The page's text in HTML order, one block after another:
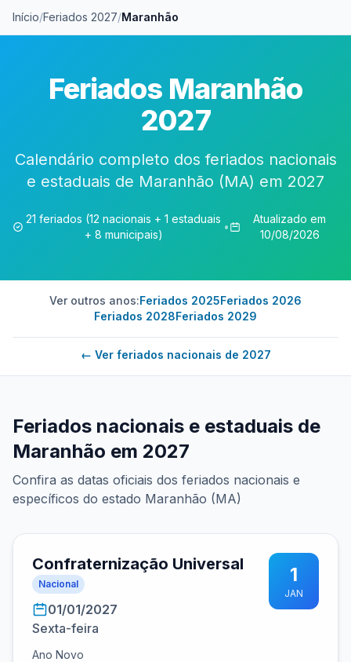
Início/Feriados 2027/Maranhão
Feriados Maranhão
2027
Calendário completo dos feriados nacionais
e estaduais de Maranhão (MA) em 2027
21 feriados (12 nacionais + 1 estaduais
+ 8 municipais)
•
Atualizado em
10/08/2026
Ver outros anos:Feriados 2025Feriados 2026
Feriados 2028Feriados 2029
← Ver feriados nacionais de 2027
Feriados nacionais e estaduais de
Maranhão em 2027
Confira as datas oficiais dos feriados nacionais e
específicos do estado Maranhão (MA)
Confraternização Universal
Nacional
01/01/2027
Sexta-feira
Ano Novo
1
JAN